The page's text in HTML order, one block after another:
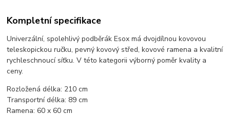
Kompletní specifikace
Univerzální, spolehlivý podběrák Esox má dvojdílnou kovovou
teleskopickou ručku, pevný kovový střed, kovové ramena a kvalitní
rychleschnoucí síťku. V této kategorii výborný poměr kvality a
ceny.
Rozložená délka: 210 cm
Transportní délka: 89 cm
Ramena: 60 x 60 cm